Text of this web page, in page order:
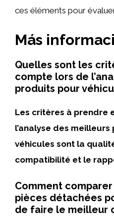
ces éléments pour
Más
Quelles sont les
compte lors de
produits pour
Les critères à prendre
l’analyse des
véhicules sont la
compatibilité et le
Comment
pièces détachées
de faire le meilleur